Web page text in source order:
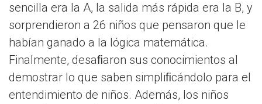
sencilla era la A, la salida más rápida era la B, y
sorprendieron a 26 niños que pensaron que le
habían ganado a la lógica matemática.
Finalmente, desaﬁaron sus conocimientos al
demostrar lo que saben simpliﬁcándolo para el
entendimiento de niños. Además, los niños